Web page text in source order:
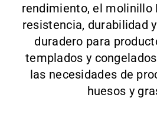
rendimiento, el molinillo
resistencia, durabilidad
duradero para
templados y
las necesidades de
huesos y